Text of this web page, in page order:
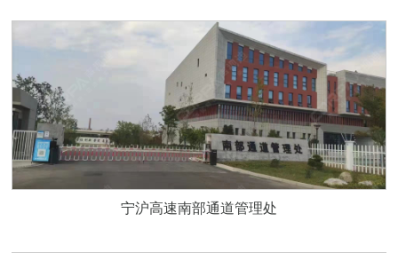
宁沪高速南部通道管理处